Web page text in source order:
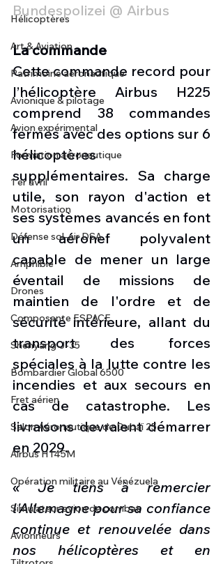
Hélicoptères
Art & Aviation
Patrimoine aéronautique
Avionique & pilotage
Avion expérimental
Formation aéronautique
1 er avril
Motorisation
Défense sol-air DSA
Amphibie
Drones
Composante ESPACE
Shenyang J-35
Bombardier Global 6500
Fret aérien
Salon Aéronautique de Dubaï 25
Airbus H145M
Opération militaire au Vénézuela
Simulateur avion de combat
Avionneurs
Bundespolizei @ Airbus
La commande
Cette commande record pour
l’hélicoptère Airbus H225
comprend 38 commandes
fermes avec des options sur 6
hélicoptères
supplémentaires. Sa charge
utile, son rayon d'action et
ses systèmes avancés en font
un aéronef polyvalent
capable de mener un large
éventail de missions de
maintien de l'ordre et de
sécurité intérieure, allant du
transport des forces
spéciales à la lutte contre les
incendies et aux secours en
cas de catastrophe. Les
livraisons devraient démarrer
en 2029.
« Je tiens à remercier
l'Allemagne pour sa confiance
continue et renouvelée dans
nos hélicoptères et en